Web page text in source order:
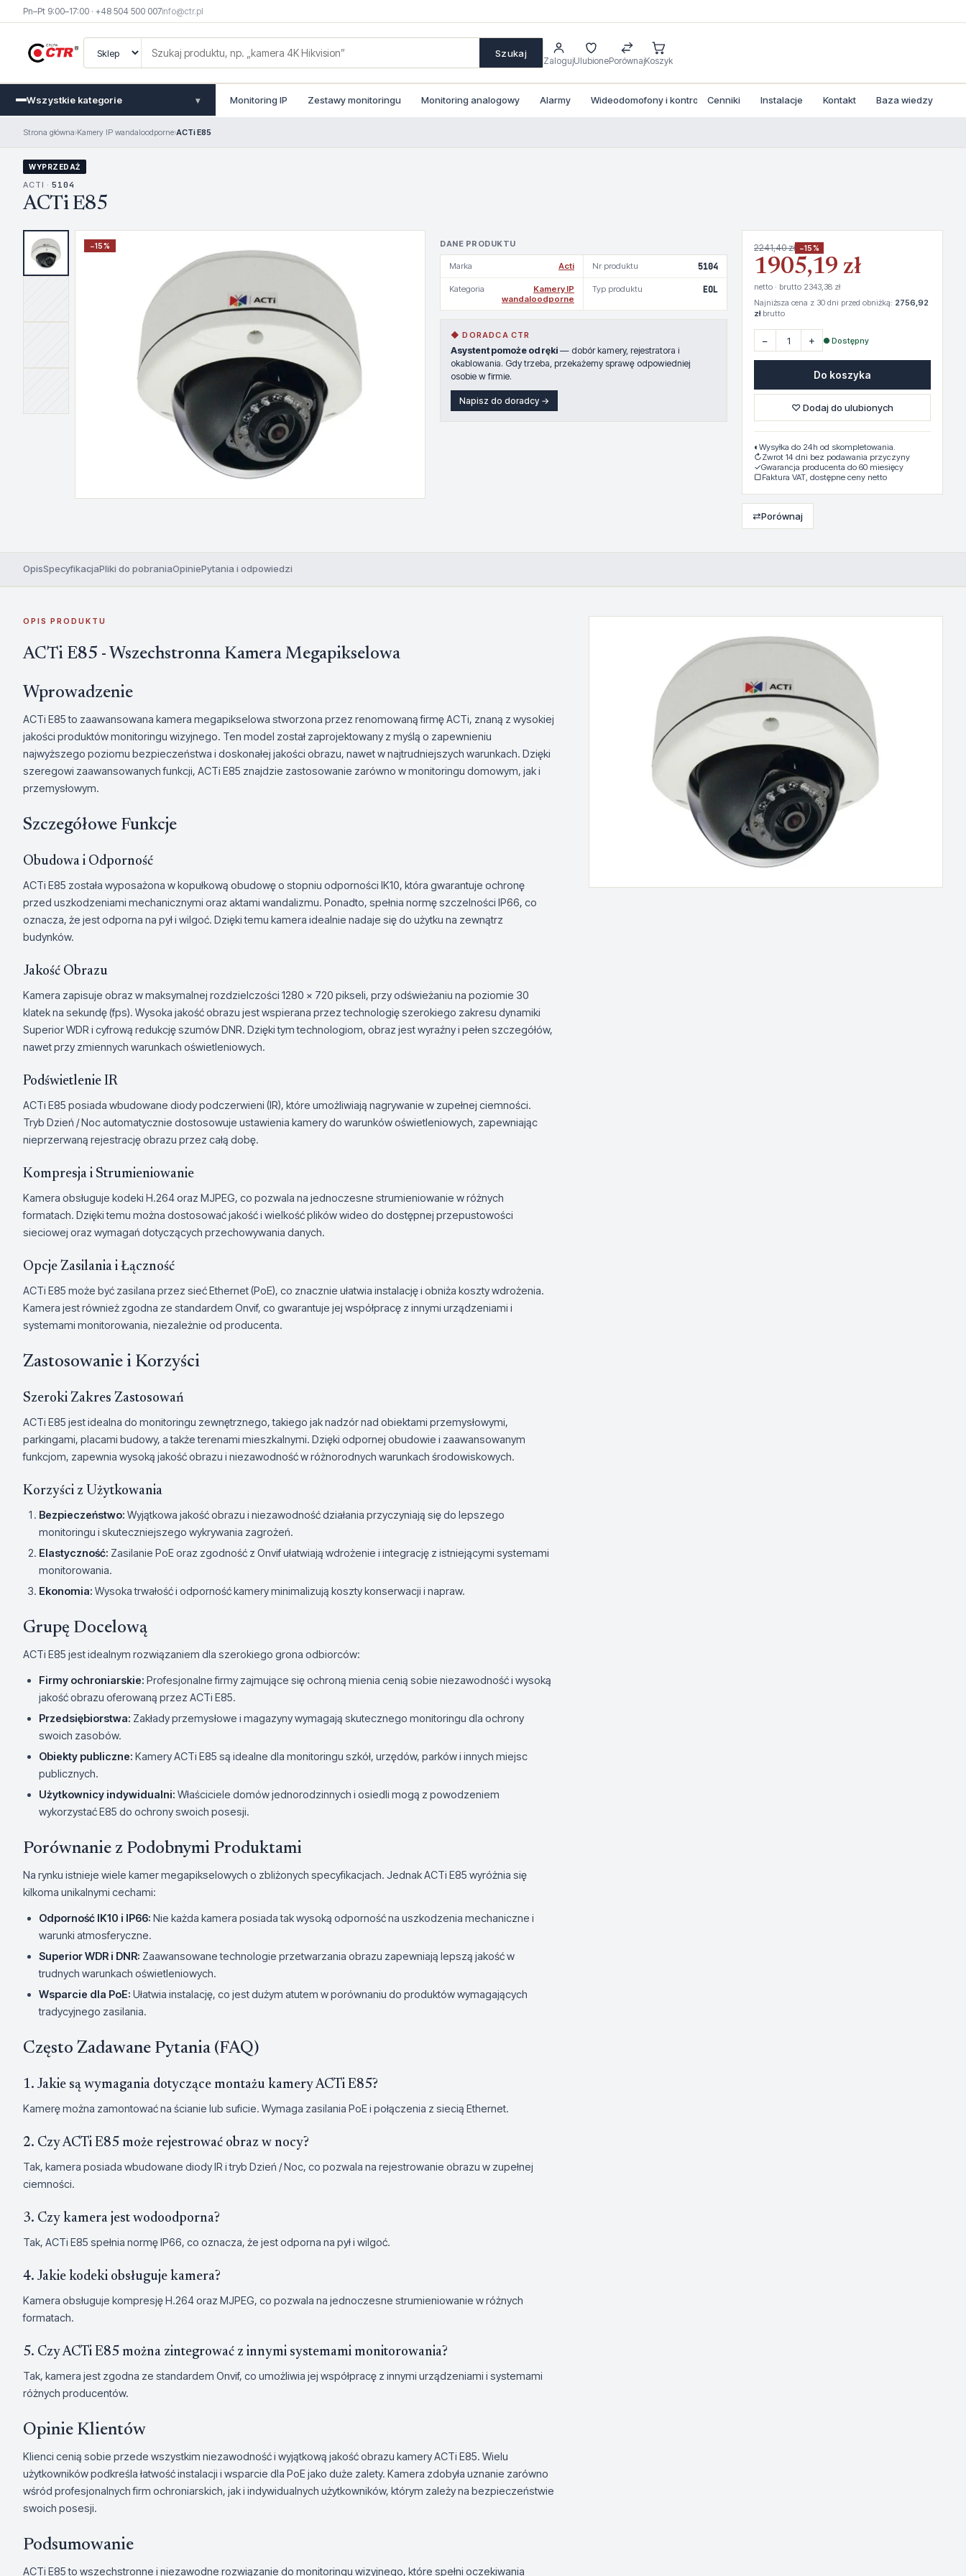
Pn–Pt 9:00–17:00 · +48 504 500 007info@ctr.pl
Szukaj
ZalogujUlubionePorównajKoszyk
Wszystkie kategorie ▾ Monitoring IP Zestawy monitoringu Monitoring analogowy Alarmy Wideodomofony i kontrola dostepu
Cenniki Instalacje Kontakt Baza wiedzy
Strona główna›Kamery IP wandaloodporne›ACTi E85
WYPRZEDAŻ
ACTI · 5104
ACTi E85
−15% DANE PRODUKTU
Marka Acti Nr produktu 5104
Kategoria
Kamery IP
wandaloodporne
Typ produktu EOL
◆ DORADCA CTR
Asystent pomoże od ręki — dobór kamery, rejestratora i
okablowania. Gdy trzeba, przekażemy sprawę odpowiedniej
osobie w firmie.
Napisz do doradcy →
2241,40 zł −15%
1905,19 zł
netto · brutto 2343,38 zł
Najniższa cena z 30 dni przed obniżką: 2756,92
złbrutto
− + ● Dostępny
Do koszyka
♡ Dodaj do ulubionych
◐ Wysyłka do 24h od skompletowania.
↻Zwrot 14 dni bez podawania przyczyny
✓Gwarancja producenta do 60 miesięcy
▢Faktura VAT, dostępne ceny netto
⇄Porównaj
OpisSpecyfikacjaPliki do pobraniaOpiniePytania i odpowiedzi
OPIS PRODUKTU
ACTi E85 - Wszechstronna Kamera Megapikselowa
Wprowadzenie
ACTi E85 to zaawansowana kamera megapikselowa stworzona przez renomowaną firmę ACTi, znaną z wysokiej
jakości produktów monitoringu wizyjnego. Ten model został zaprojektowany z myślą o zapewnieniu
najwyższego poziomu bezpieczeństwa i doskonałej jakości obrazu, nawet w najtrudniejszych warunkach. Dzięki
szeregowi zaawansowanych funkcji, ACTi E85 znajdzie zastosowanie zarówno w monitoringu domowym, jak i
przemysłowym.
Szczegółowe Funkcje
Obudowa i Odporność
ACTi E85 została wyposażona w kopułkową obudowę o stopniu odporności IK10, która gwarantuje ochronę
przed uszkodzeniami mechanicznymi oraz aktami wandalizmu. Ponadto, spełnia normę szczelności IP66, co
oznacza, że jest odporna na pył i wilgoć. Dzięki temu kamera idealnie nadaje się do użytku na zewnątrz
budynków.
Jakość Obrazu
Kamera zapisuje obraz w maksymalnej rozdzielczości 1280 x 720 pikseli, przy odświeżaniu na poziomie 30
klatek na sekundę (fps). Wysoka jakość obrazu jest wspierana przez technologię szerokiego zakresu dynamiki
Superior WDR i cyfrową redukcję szumów DNR. Dzięki tym technologiom, obraz jest wyraźny i pełen szczegółów,
nawet przy zmiennych warunkach oświetleniowych.
Podświetlenie IR
ACTi E85 posiada wbudowane diody podczerwieni (IR), które umożliwiają nagrywanie w zupełnej ciemności.
Tryb Dzień / Noc automatycznie dostosowuje ustawienia kamery do warunków oświetleniowych, zapewniając
nieprzerwaną rejestrację obrazu przez całą dobę.
Kompresja i Strumieniowanie
Kamera obsługuje kodeki H.264 oraz MJPEG, co pozwala na jednoczesne strumieniowanie w różnych
formatach. Dzięki temu można dostosować jakość i wielkość plików wideo do dostępnej przepustowości
sieciowej oraz wymagań dotyczących przechowywania danych.
Opcje Zasilania i Łączność
ACTi E85 może być zasilana przez sieć Ethernet (PoE), co znacznie ułatwia instalację i obniża koszty wdrożenia.
Kamera jest również zgodna ze standardem Onvif, co gwarantuje jej współpracę z innymi urządzeniami i
systemami monitorowania, niezależnie od producenta.
Zastosowanie i Korzyści
Szeroki Zakres Zastosowań
ACTi E85 jest idealna do monitoringu zewnętrznego, takiego jak nadzór nad obiektami przemysłowymi,
parkingami, placami budowy, a także terenami mieszkalnymi. Dzięki odpornej obudowie i zaawansowanym
funkcjom, zapewnia wysoką jakość obrazu i niezawodność w różnorodnych warunkach środowiskowych.
Korzyści z Użytkowania
Bezpieczeństwo: Wyjątkowa jakość obrazu i niezawodność działania przyczyniają się do lepszego
monitoringu i skuteczniejszego wykrywania zagrożeń.
Elastyczność: Zasilanie PoE oraz zgodność z Onvif ułatwiają wdrożenie i integrację z istniejącymi systemami
monitorowania.
Ekonomia: Wysoka trwałość i odporność kamery minimalizują koszty konserwacji i napraw.
Grupę Docelową
ACTi E85 jest idealnym rozwiązaniem dla szerokiego grona odbiorców:
Firmy ochroniarskie: Profesjonalne firmy zajmujące się ochroną mienia cenią sobie niezawodność i wysoką
jakość obrazu oferowaną przez ACTi E85.
Przedsiębiorstwa: Zakłady przemysłowe i magazyny wymagają skutecznego monitoringu dla ochrony
swoich zasobów.
Obiekty publiczne: Kamery ACTi E85 są idealne dla monitoringu szkół, urzędów, parków i innych miejsc
publicznych.
Użytkownicy indywidualni: Właściciele domów jednorodzinnych i osiedli mogą z powodzeniem
wykorzystać E85 do ochrony swoich posesji.
Porównanie z Podobnymi Produktami
Na rynku istnieje wiele kamer megapikselowych o zbliżonych specyfikacjach. Jednak ACTi E85 wyróżnia się
kilkoma unikalnymi cechami:
Odporność IK10 i IP66: Nie każda kamera posiada tak wysoką odporność na uszkodzenia mechaniczne i
warunki atmosferyczne.
Superior WDR i DNR: Zaawansowane technologie przetwarzania obrazu zapewniają lepszą jakość w
trudnych warunkach oświetleniowych.
Wsparcie dla PoE: Ułatwia instalację, co jest dużym atutem w porównaniu do produktów wymagających
tradycyjnego zasilania.
Często Zadawane Pytania (FAQ)
1. Jakie są wymagania dotyczące montażu kamery ACTi E85?
Kamerę można zamontować na ścianie lub suficie. Wymaga zasilania PoE i połączenia z siecią Ethernet.
2. Czy ACTi E85 może rejestrować obraz w nocy?
Tak, kamera posiada wbudowane diody IR i tryb Dzień / Noc, co pozwala na rejestrowanie obrazu w zupełnej
ciemności.
3. Czy kamera jest wodoodporna?
Tak, ACTi E85 spełnia normę IP66, co oznacza, że jest odporna na pył i wilgoć.
4. Jakie kodeki obsługuje kamera?
Kamera obsługuje kompresję H.264 oraz MJPEG, co pozwala na jednoczesne strumieniowanie w różnych
formatach.
5. Czy ACTi E85 można zintegrować z innymi systemami monitorowania?
Tak, kamera jest zgodna ze standardem Onvif, co umożliwia jej współpracę z innymi urządzeniami i systemami
różnych producentów.
Opinie Klientów
Klienci cenią sobie przede wszystkim niezawodność i wyjątkową jakość obrazu kamery ACTi E85. Wielu
użytkowników podkreśla łatwość instalacji i wsparcie dla PoE jako duże zalety. Kamera zdobyła uznanie zarówno
wśród profesjonalnych firm ochroniarskich, jak i indywidualnych użytkowników, którym zależy na bezpieczeństwie
swoich posesji.
Podsumowanie
ACTi E85 to wszechstronne i niezawodne rozwiązanie do monitoringu wizyjnego, które spełni oczekiwania